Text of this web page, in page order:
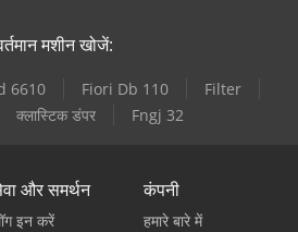
मशीन खोजें:
6610 Fiori Db 110
Filter
क्लास्टिक डंपर Fngj 32
और समर्थन
इन करें
कंपनी
हमारे बारे में